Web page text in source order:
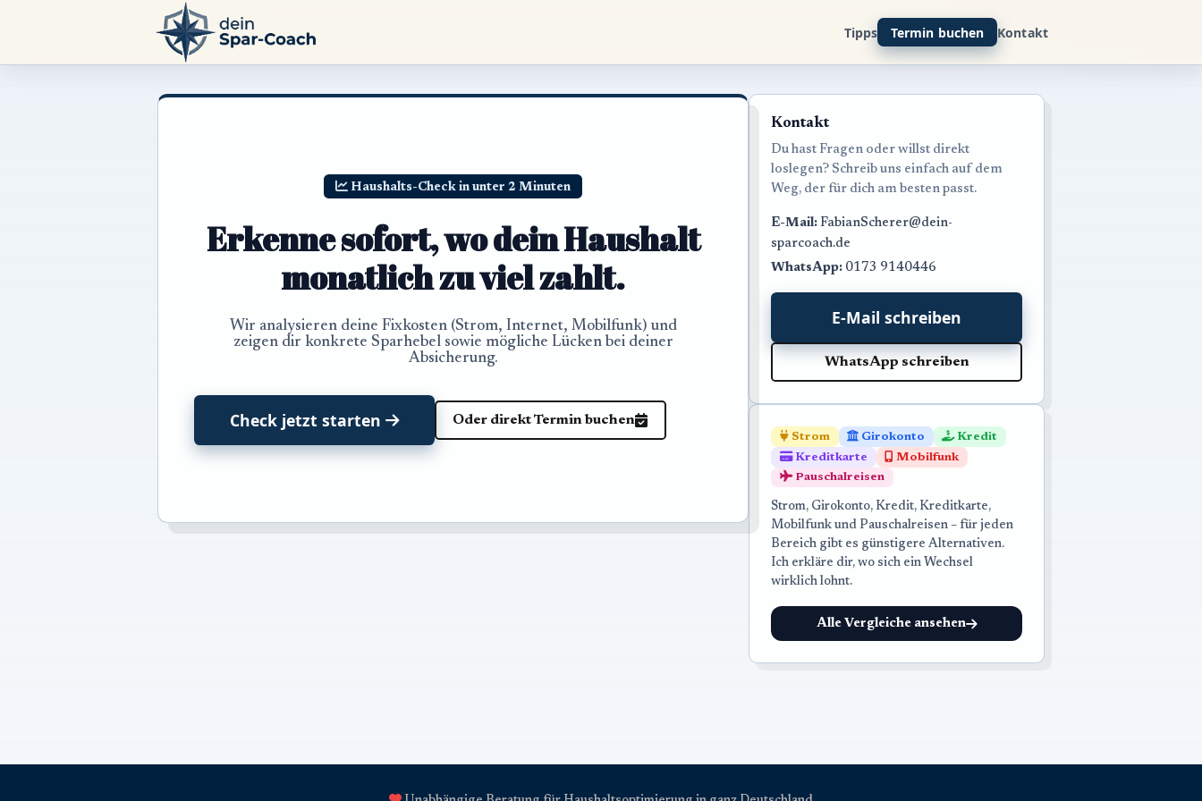
Tipps Termin buchen Kontakt
Haushalts-Check in unter 2 Minuten
Erkenne sofort, wo dein Haushalt
monatlich zu viel zahlt.
Wir analysieren deine Fixkosten (Strom, Internet, Mobilfunk) und
zeigen dir konkrete Sparhebel sowie mögliche Lücken bei deiner
Absicherung.
Check jetzt starten Oder direkt Termin buchen
Kontakt
Du hast Fragen oder willst direkt
loslegen? Schreib uns einfach auf dem
Weg, der für dich am besten passt.
E-Mail: FabianScherer@dein-
sparcoach.de
WhatsApp: 0173 9140446
E-Mail schreiben
WhatsApp schreiben
Strom Girokonto
Kredit
Kreditkarte
Mobilfunk
Pauschalreisen
Strom, Girokonto, Kredit, Kreditkarte,
Mobilfunk und Pauschalreisen – für jeden
Bereich gibt es günstigere Alternativen.
Ich erkläre dir, wo sich ein Wechsel
wirklich lohnt.
Alle Vergleiche ansehen